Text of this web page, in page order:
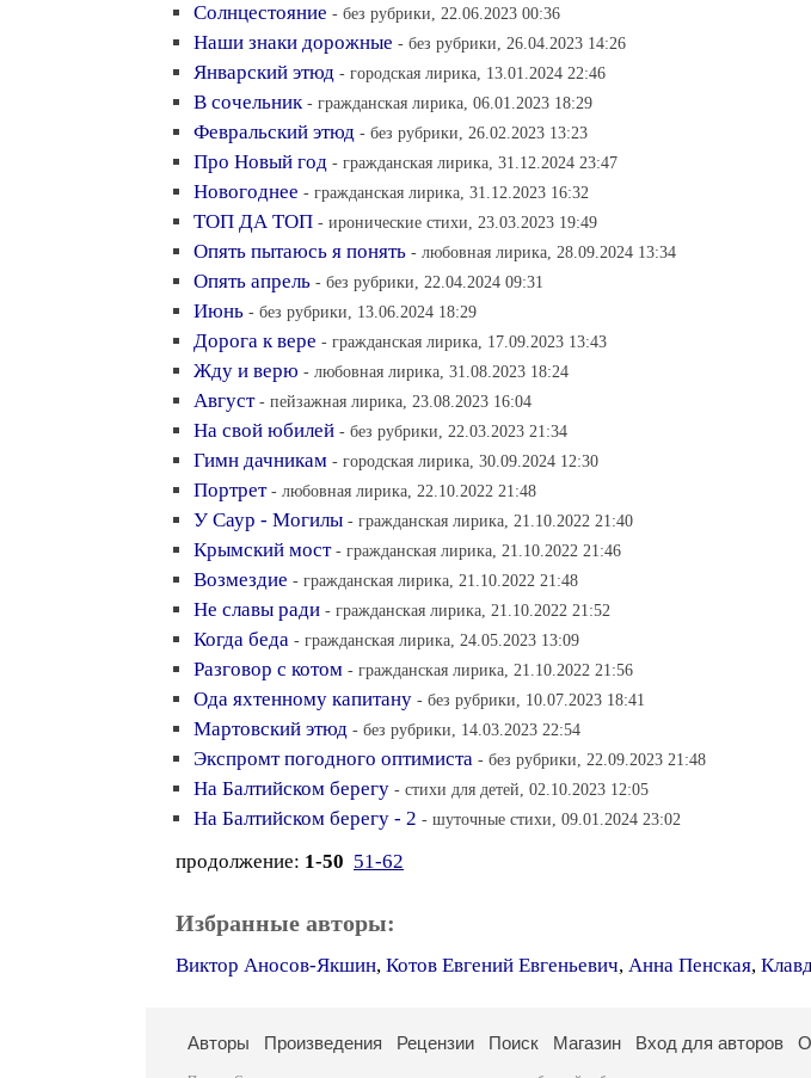
Солнцестояние - без рубрики, 22.06.2023 00:36
Наши знаки дорожные - без рубрики, 26.04.2023 14:26
Январский этюд - городская лирика, 13.01.2024 22:46
В сочельник - гражданская лирика, 06.01.2023 18:29
Февральский этюд - без рубрики, 26.02.2023 13:23
Про Новый год - гражданская лирика, 31.12.2024 23:47
Новогоднее - гражданская лирика, 31.12.2023 16:32
ТОП ДА ТОП - иронические стихи, 23.03.2023 19:49
Опять пытаюсь я понять - любовная лирика, 28.09.2024 13:34
Опять апрель - без рубрики, 22.04.2024 09:31
Июнь - без рубрики, 13.06.2024 18:29
Дорога к вере - гражданская лирика, 17.09.2023 13:43
Жду и верю - любовная лирика, 31.08.2023 18:24
Август - пейзажная лирика, 23.08.2023 16:04
На свой юбилей - без рубрики, 22.03.2023 21:34
Гимн дачникам - городская лирика, 30.09.2024 12:30
Портрет - любовная лирика, 22.10.2022 21:48
У Саур - Могилы - гражданская лирика, 21.10.2022 21:40
Крымский мост - гражданская лирика, 21.10.2022 21:46
Возмездие - гражданская лирика, 21.10.2022 21:48
Не славы ради - гражданская лирика, 21.10.2022 21:52
Когда беда - гражданская лирика, 24.05.2023 13:09
Разговор с котом - гражданская лирика, 21.10.2022 21:56
Ода яхтенному капитану - без рубрики, 10.07.2023 18:41
Мартовский этюд - без рубрики, 14.03.2023 22:54
Экспромт погодного оптимиста - без рубрики, 22.09.2023 21:48
На Балтийском берегу - стихи для детей, 02.10.2023 12:05
На Балтийском берегу - 2 - шуточные стихи, 09.01.2024 23:02
продолжение: 1-50 51-62
Избранные авторы:
Виктор Аносов-Якшин, Котов Евгений Евгеньевич, Анна Пенская,
Авторы Произведения Рецензии Поиск Магазин Вход для авторов